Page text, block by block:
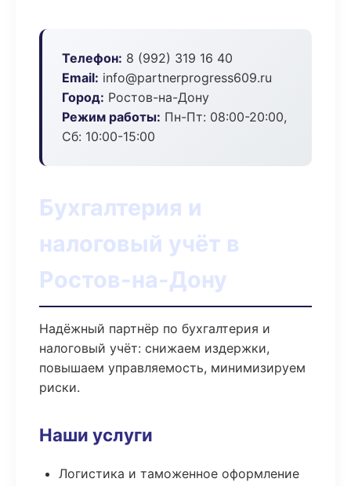
Телефон: 8 (992) 319 16 40
Email: info@partnerprogress609.ru
Город: Ростов-на-Дону
Режим работы: Пн-Пт: 08:00-20:00,
Сб: 10:00-15:00
Бухгалтерия и
налоговый учёт в
Ростов-на-Дону
Надёжный партнёр по бухгалтерия и
налоговый учёт: снижаем издержки,
повышаем управляемость, минимизируем
риски.
Наши услуги
Логистика и таможенное оформление